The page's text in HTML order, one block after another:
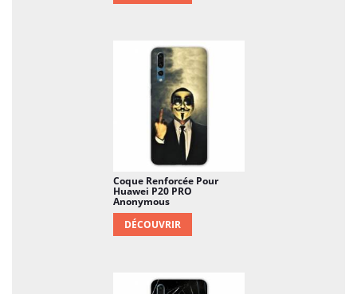
Coque Renforcée Pour
Huawei P20 PRO
Anonymous
DÉCOUVRIR